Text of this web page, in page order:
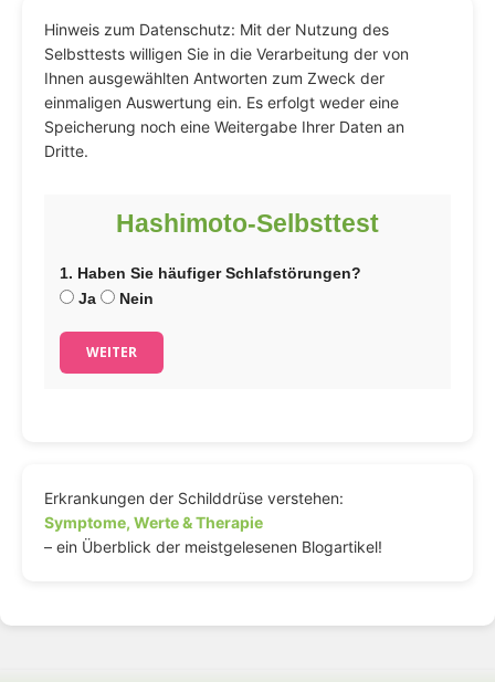
Hinweis zum Datenschutz: Mit der Nutzung des
Selbsttests willigen Sie in die Verarbeitung der von
Ihnen ausgewählten Antworten zum Zweck der
einmaligen Auswertung ein. Es erfolgt weder eine
Speicherung noch eine Weitergabe Ihrer Daten an
Dritte.
Hashimoto-Selbsttest
1. Haben Sie häufiger Schlafstörungen?
Ja
Nein
WEITER
Erkrankungen der Schilddrüse verstehen:
Symptome, Werte & Therapie
– ein Überblick der meistgelesenen Blogartikel!